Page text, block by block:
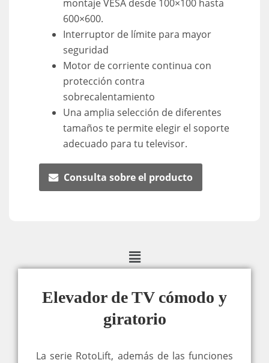
montaje VESA desde 100×100 hasta
600×600.
Interruptor de límite para mayor
seguridad
Motor de corriente continua con
protección contra
sobrecalentamiento
Una amplia selección de diferentes
tamaños te permite elegir el soporte
adecuado para tu televisor.
Consulta sobre el producto
Elevador de TV cómodo y
giratorio
La serie RotoLift, además de las funciones